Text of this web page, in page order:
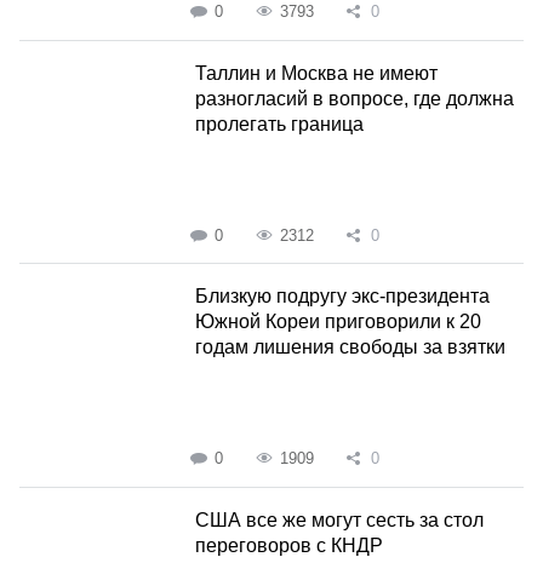
0 3793 0
Таллин и Москва не имеют
разногласий в вопросе, где должна
пролегать граница
0 2312 0
Близкую подругу экс-президента
Южной Кореи приговорили к 20
годам лишения свободы за взятки
0 1909 0
США все же могут сесть за стол
переговоров с КНДР